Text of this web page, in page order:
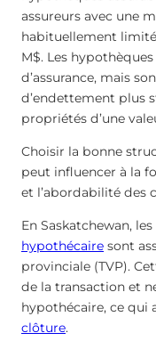
assureurs avec une
habituellement
M$. Les
d’assurance, mais
d’endettement plus
propriétés d’une
Choisir la bonne
peut influencer à la
et l’abordabilité des
En Saskatchewan, les
hypothécaire sont
provinciale (TVP).
de la transaction et
hypothécaire, ce qui
clôture.